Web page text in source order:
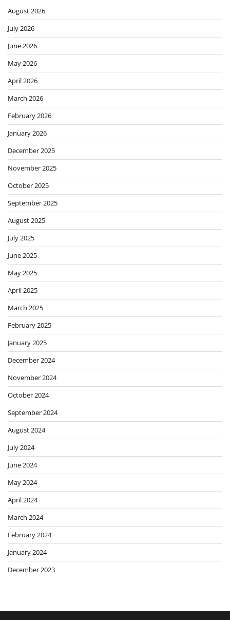
August 2026
July 2026
June 2026
May 2026
April 2026
March 2026
February 2026
January 2026
December 2025
November 2025
October 2025
September 2025
August 2025
July 2025
June 2025
May 2025
April 2025
March 2025
February 2025
January 2025
December 2024
November 2024
October 2024
September 2024
August 2024
July 2024
June 2024
May 2024
April 2024
March 2024
February 2024
January 2024
December 2023